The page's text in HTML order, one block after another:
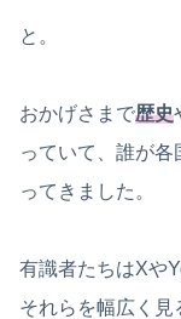
と。
おかげさまで歴史
っていて、誰が
ってきました。
有識者たちはXや
それらを幅広く見